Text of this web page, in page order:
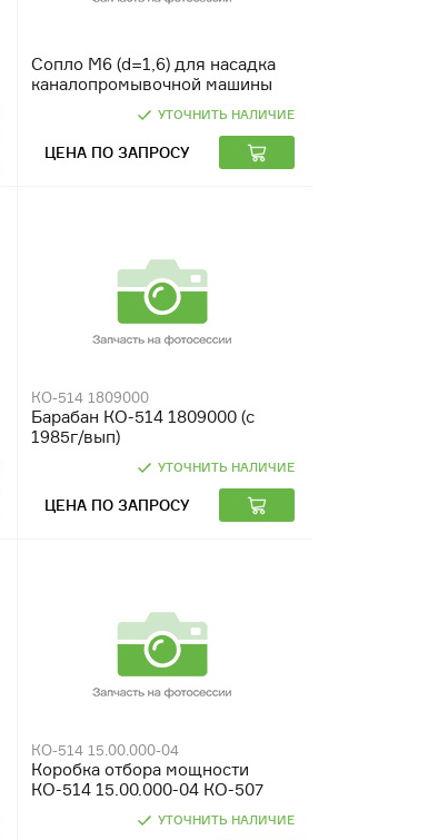
Сопло М6 (d=1,6) для насадка
каналопромывочной машины
УТОЧНИТЬ НАЛИЧИЕ
ЦЕНА ПО ЗАПРОСУ
КО-514 1809000
Барабан КО-514 1809000 (с
1985г/вып)
УТОЧНИТЬ НАЛИЧИЕ
ЦЕНА ПО ЗАПРОСУ
КО-514 15.00.000-04
Коробка отбора мощности
КО-514 15.00.000-04 КО-507
УТОЧНИТЬ НАЛИЧИЕ